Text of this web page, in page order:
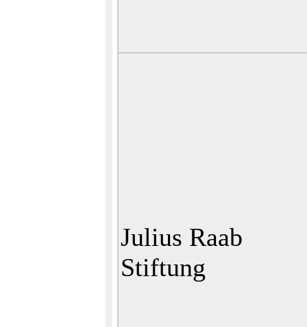
Julius Raab
Stiftung